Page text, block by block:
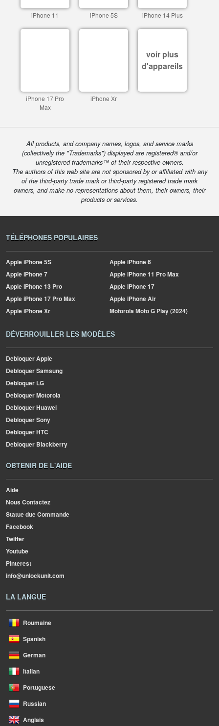
iPhone 11 iPhone 5S iPhone 14 Plus
iPhone 17 Pro
Max
iPhone Xr
voir plus
d'appareils
All products, and company names, logos, and service marks
(collectively the "Trademarks") displayed are registered® and/or
unregistered trademarks™ of their respective owners.
The authors of this web site are not sponsored by or affiliated with any
of the third-party trade mark or third-party registered trade mark
owners, and make no representations about them, their owners, their
products or services.
TÉLÉPHONES POPULAIRES
AppleiPhone 5S AppleiPhone 6
AppleiPhone 7 AppleiPhone 11 Pro Max
AppleiPhone 13 Pro AppleiPhone 17
AppleiPhone 17 Pro Max AppleiPhone Air
AppleiPhone Xr MotorolaMoto G Play (2024)
DÉVERROUILLER LES MODÈLES
Debloquer Apple
Debloquer Samsung
Debloquer LG
Debloquer Motorola
Debloquer Huawei
Debloquer Sony
Debloquer HTC
Debloquer Blackberry
OBTENIR DE L'AIDE
Aide
Nous Contactez
Statue due Commande
Facebook
Twitter
Youtube
Pinterest
info@unlockunit.com
LA LANGUE
Roumaine
Spanish
German
Italian
Portuguese
Russian
Anglais